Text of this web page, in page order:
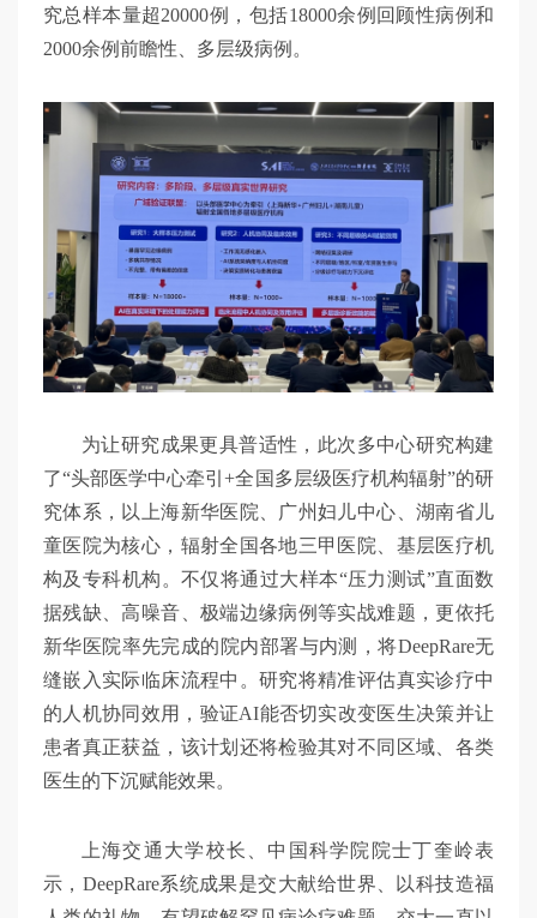
究总样本量超20000例，包括18000余例回顾性病例和
2000余例前瞻性、多层级病例。
为让研究成果更具普适性，此次多中心研究构建
了“头部医学中心牵引+全国多层级医疗机构辐射”的研
究体系，以上海新华医院、广州妇儿中心、湖南省儿
童医院为核心，辐射全国各地三甲医院、基层医疗机
构及专科机构。不仅将通过大样本“压力测试”直面数
据残缺、高噪音、极端边缘病例等实战难题，更依托
新华医院率先完成的院内部署与内测，将DeepRare无
缝嵌入实际临床流程中。研究将精准评估真实诊疗中
的人机协同效用，验证AI能否切实改变医生决策并让
患者真正获益，该计划还将检验其对不同区域、各类
医生的下沉赋能效果。
上海交通大学校长、中国科学院院士丁奎岭表
示，DeepRare系统成果是交大献给世界、以科技造福